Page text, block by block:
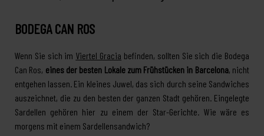
BODEGA CAN ROS
Wenn Sie sich im Viertel Gracia befinden, sollten Sie sich die Bodega
Can Ros, eines der besten Lokale zum Frühstücken in Barcelona, nicht
entgehen lassen. Ein kleines Juwel, das sich durch seine Sandwiches
auszeichnet, die zu den besten der ganzen Stadt gehören. Eingelegte
Sardellen gehören hier zu einem der Star-Gerichte. Wie wäre es
morgens mit einem Sardellensandwich?